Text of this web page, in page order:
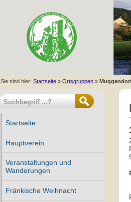
Sie sind hier:Startseite »Ortsgruppen »
Startseite
Hauptverein
Veranstaltungen und
Wanderungen
Fränkische Weihnacht